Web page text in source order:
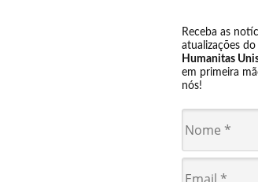
Receba as
atualizações do
Humanitas
em primeira
nós!